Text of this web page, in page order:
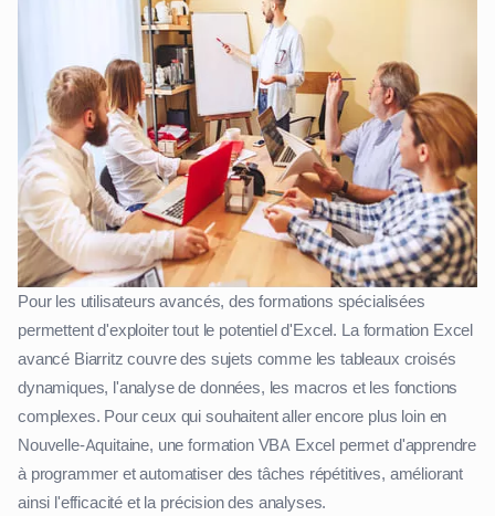
Pour les utilisateurs avancés, des formations spécialisées
permettent d'exploiter tout le potentiel d'Excel. La formation Excel
avancé Biarritz couvre des sujets comme les tableaux croisés
dynamiques, l'analyse de données, les macros et les fonctions
complexes. Pour ceux qui souhaitent aller encore plus loin en
Nouvelle-Aquitaine, une formation VBA Excel permet d'apprendre
à programmer et automatiser des tâches répétitives, améliorant
ainsi l'efficacité et la précision des analyses.